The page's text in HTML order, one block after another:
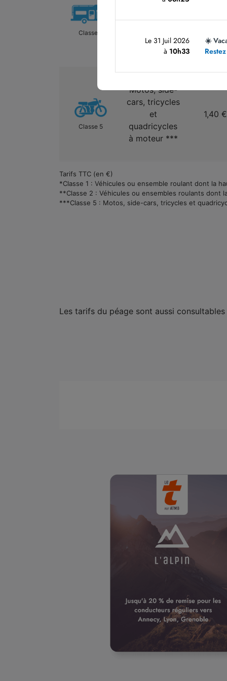
Classe 2
utilitaires,
cars**
4,30
Classe 5
Motos, side-
cars, tricycles
et
quadricycles
à moteur ***
1,40 €
Tarifs TTC (en €)
*Classe 1 : Véhicules ou ensemble roulant dont la
**Classe 2 : Véhicules ou ensembles roulants dont
***Classe 5 : Motos, side-cars, tricycles et
Les tarifs du péage sont aussi
Le 31 Juil 2026
à 10h33
☀️